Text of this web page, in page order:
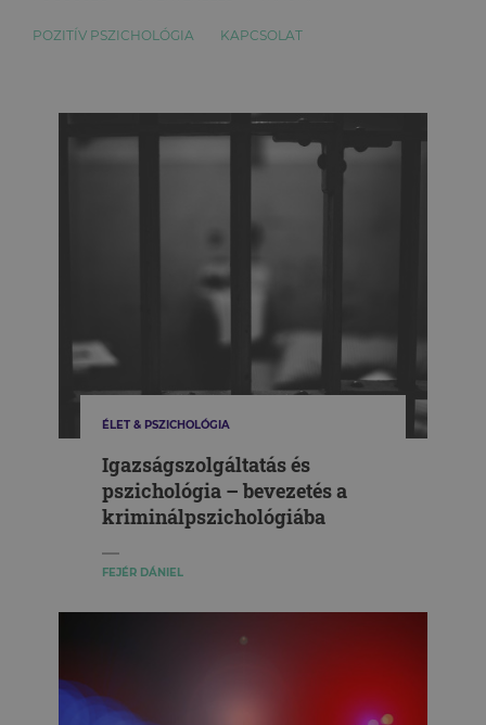
POZITÍV PSZICHOLÓGIA KAPCSOLAT
ÉLET & PSZICHOLÓGIA
Igazságszolgáltatás és
pszichológia – bevezetés a
kriminálpszichológiába
FEJÉR DÁNIEL